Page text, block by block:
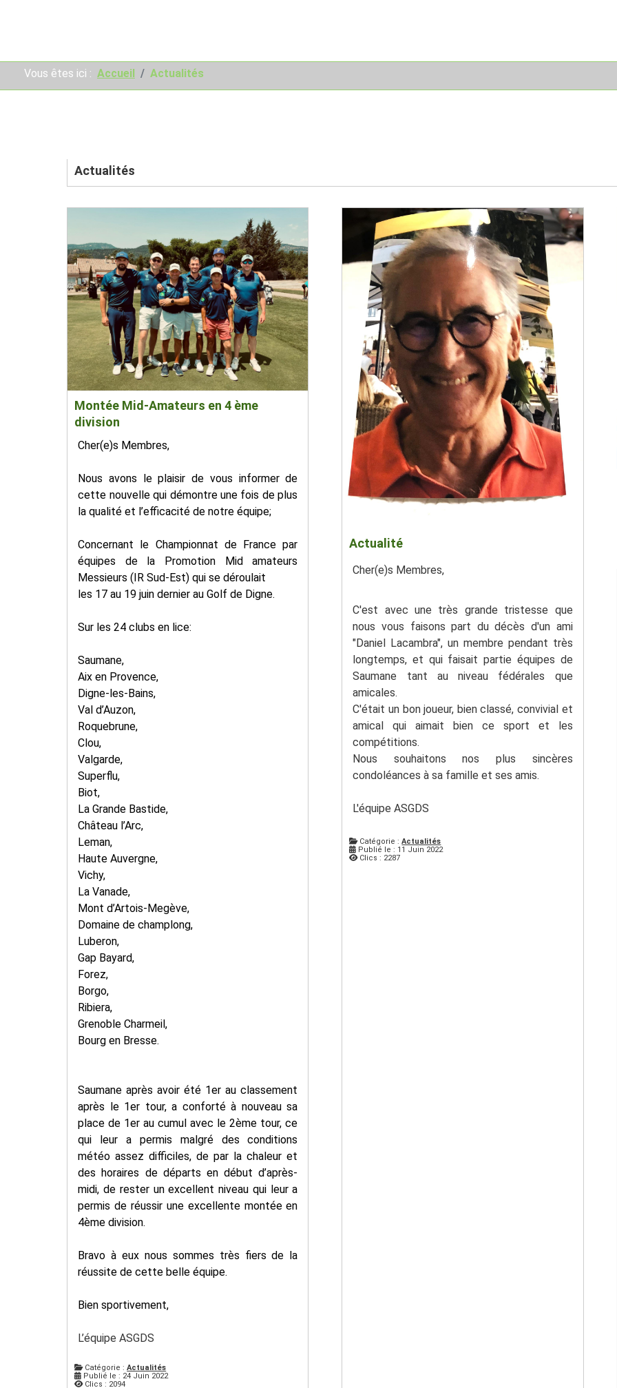
Vous êtes ici : Accueil Actualités
Actualités
Montée Mid-Amateurs en 4 ème
division
Cher(e)s Membres,
Nous avons le plaisir de vous informer de
cette nouvelle qui démontre une fois de plus
la qualité et l’efficacité de notre équipe;
Concernant le Championnat de France par
équipes de la Promotion Mid amateurs
Messieurs (IR Sud-Est) qui se déroulait
les 17 au 19 juin dernier au Golf de Digne.
Sur les 24 clubs en lice:
Saumane,
Aix en Provence,
Digne-les-Bains,
Val d’Auzon,
Roquebrune,
Clou,
Valgarde,
Superflu,
Biot,
La Grande Bastide,
Château l’Arc,
Leman,
Haute Auvergne,
Vichy,
La Vanade,
Mont d’Artois-Megève,
Domaine de champlong,
Luberon,
Gap Bayard,
Forez,
Borgo,
Ribiera,
Grenoble Charmeil,
Bourg en Bresse.
Saumane après avoir été 1er au classement
après le 1er tour, a conforté à nouveau sa
place de 1er au cumul avec le 2ème tour, ce
qui leur a permis malgré des conditions
météo assez difficiles, de par la chaleur et
des horaires de départs en début d’après-
midi, de rester un excellent niveau qui leur a
permis de réussir une excellente montée en
4ème division.
Bravo à eux nous sommes très fiers de la
réussite de cette belle équipe.
Bien sportivement,
L’équipe ASGDS
Catégorie :Actualités
Publié le : 24 Juin 2022
Clics : 2094
Actualité
Cher(e)s Membres,
C'est avec une très grande tristesse que
nous vous faisons part du décès d'un ami
"Daniel Lacambra", un membre pendant très
longtemps, et qui faisait partie équipes de
Saumane tant au niveau fédérales que
amicales.
C'était un bon joueur, bien classé, convivial et
amical qui aimait bien ce sport et les
compétitions.
Nous souhaitons nos plus sincères
condoléances à sa famille et ses amis.
L'équipe ASGDS
Catégorie :Actualités
Publié le : 11 Juin 2022
Clics : 2287